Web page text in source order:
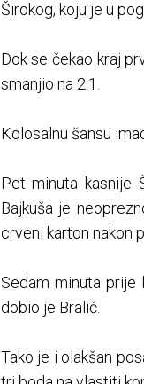
Širokog, koju je u
Dok se čekao kraj
smanjio na 2:1.
Kolosalnu šansu
Pet minuta kasnije
Bajkuša je
crveni karton nakon
Sedam minuta prije
dobio je Bralić.
Tako je i olakšan